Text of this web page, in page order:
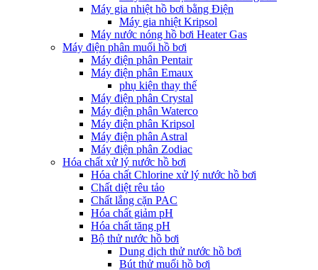
Máy gia nhiệt hồ bơi bằng Điện
Máy gia nhiệt Kripsol
Máy nước nóng hồ bơi Heater Gas
Máy điện phân muối hồ bơi
Máy điện phân Pentair
Máy điện phân Emaux
phụ kiện thay thế
Máy điện phân Crystal
Máy điện phân Waterco
Máy điện phân Kripsol
Máy điện phân Astral
Máy điện phân Zodiac
Hóa chất xử lý nước hồ bơi
Hóa chất Chlorine xử lý nước hồ bơi
Chất diệt rêu tảo
Chất lắng cặn PAC
Hóa chất giảm pH
Hóa chất tăng pH
Bộ thử nước hồ bơi
Dung dịch thử nước hồ bơi
Bút thử muối hồ bơi